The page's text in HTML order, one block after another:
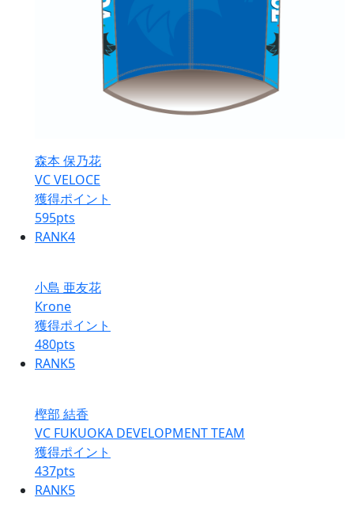
森本 保乃花
VC VELOCE
獲得ポイント
595pts
RANK4
小島 亜友花
Krone
獲得ポイント
480pts
RANK5
樫部 結香
VC FUKUOKA DEVELOPMENT TEAM
獲得ポイント
437pts
RANK5